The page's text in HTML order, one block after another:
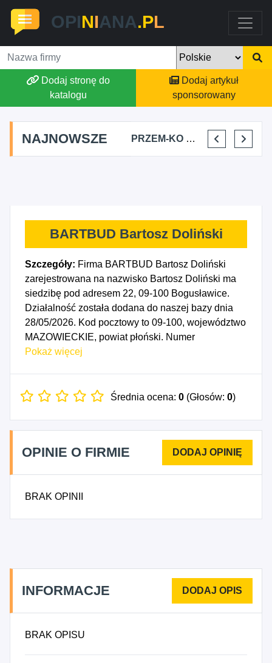
OPINIANA.PL
Dodaj stronę do
katalogu
Dodaj artykuł
sponsorowany
NAJNOWSZE
AGSON AGNIESZKA SUCHWAŁKO PRZEM-KO PRZEMYSŁAW KOWALSKI
BARTBUD Bartosz Doliński
Szczegóły: Firma BARTBUD Bartosz Doliński
zarejestrowana na nazwisko Bartosz Doliński ma
siedzibę pod adresem 22, 09-100 Bogusławice.
Działalność została dodana do naszej bazy dnia
28/05/2026. Kod pocztowy to 09-100, województwo
MAZOWIECKIE, powiat płoński. Numer
Identyfikacji Podatkowej NIP to 5671938730, a
działalności gospodarczej przypada na dzień
Tynkowanie, 4332Z - Zakładanie stolarki
budowlanej, 4334Z - Malowanie i szklenie, 4391Z -
Wykonywanie konstrukcji i pokryć dachowych,
budowlane, gdzie indziej niesklasyfikowane, 4100A
Wykonywanie pozostałych instalacji budowlanych,
4335Z - Wykonywanie pozostałych robót
Wykonywanie konstrukcji i pokryć dachowych,
budowy budynków.
Pokaż więcej
Średnia ocena: 0 (Głosów: 0)
OPINIE O FIRMIE
BRAK OPINII
INFORMACJE
BRAK OPISU